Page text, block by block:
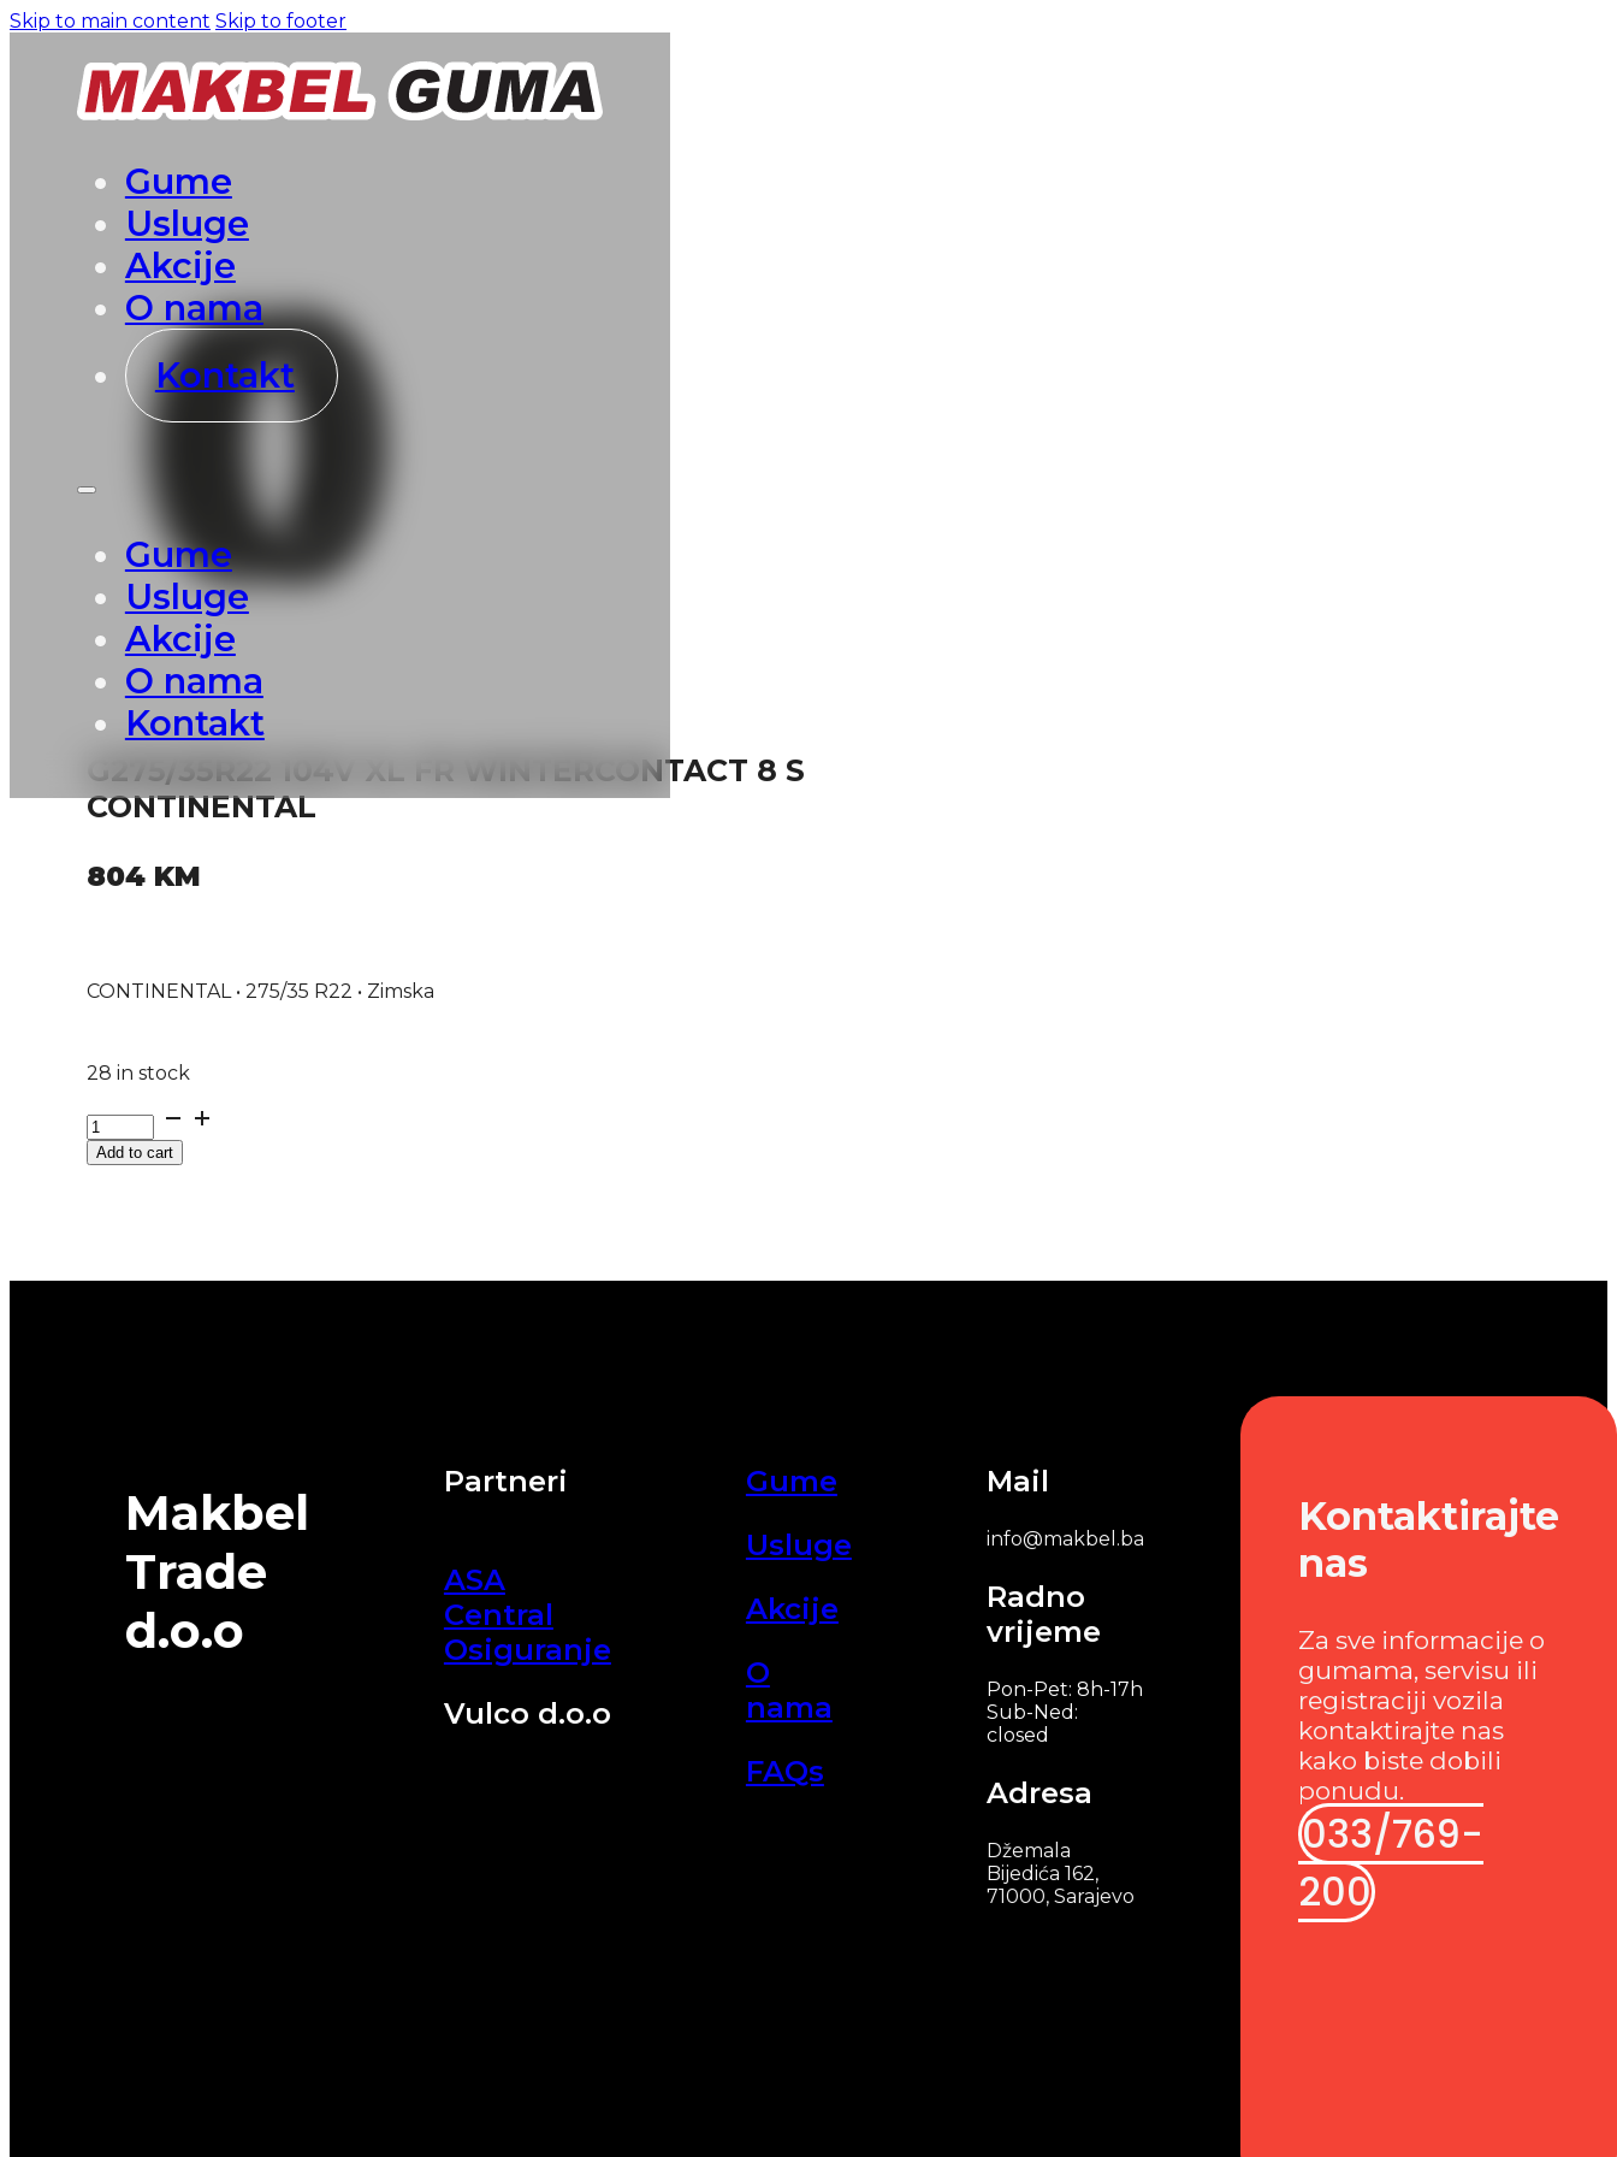
Skip to main content Skip to footer
Gume
Usluge
Akcije
O nama
Kontakt
Gume
Usluge
Akcije
O nama
Kontakt
G275/35R22 104V XL FR WINTERCONTACT 8 S
CONTINENTAL
804 KM
CONTINENTAL • 275/35 R22 • Zimska
28 in stock
G275/35R22
104V
XLAdd to cart
Makbel
Trade
d.o.o
Partneri
ASA
Central
Osiguranje
Vulco d.o.o
Gume
Usluge
Akcije
O
nama
FAQs
Mail
info@makbel.ba
Radno
vrijeme
Pon-Pet: 8h-17h
Sub-Ned:
closed
Adresa
Džemala
Bijedića 162,
71000, Sarajevo
Kontaktirajte
nas
Za sve informacije o
gumama, servisu ili
registraciji vozila
kontaktirajte nas
kako biste dobili
ponudu.
033/769-
200